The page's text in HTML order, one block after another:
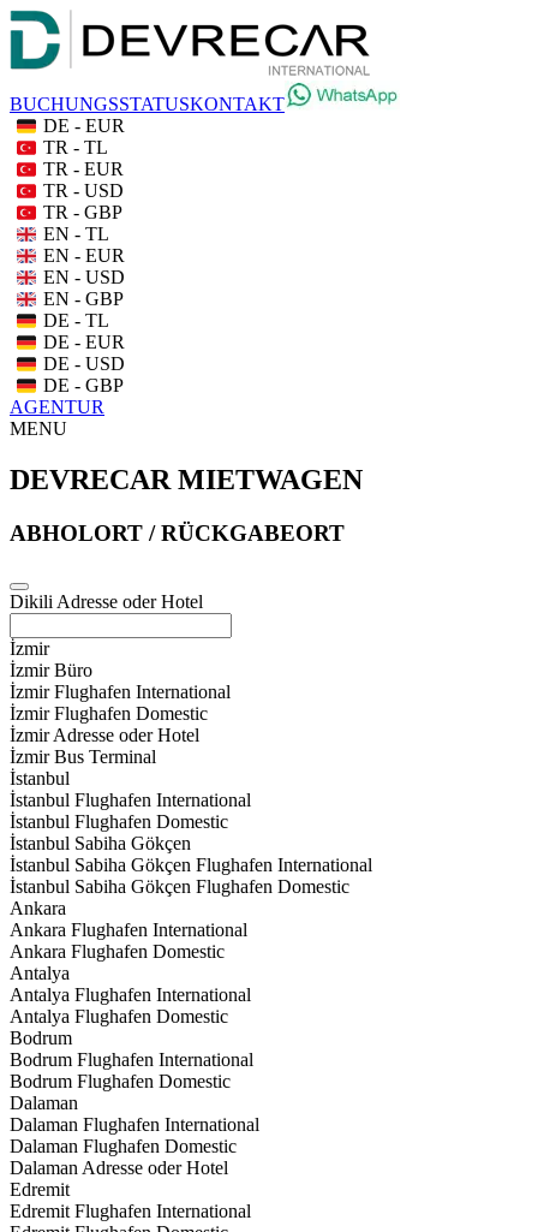
BUCHUNGSSTATUSKONTAKT
DE - EUR
TR - TL
TR - EUR
TR - USD
TR - GBP
EN - TL
EN - EUR
EN - USD
EN - GBP
DE - TL
DE - EUR
DE - USD
DE - GBP
AGENTUR
MENU
DEVRECAR MIETWAGEN
ABHOLORT / RÜCKGABEORT
Dikili Adresse oder Hotel
İzmir
İzmir Büro
İzmir Flughafen International
İzmir Flughafen Domestic
İzmir Adresse oder Hotel
İzmir Bus Terminal
İstanbul
İstanbul Flughafen International
İstanbul Flughafen Domestic
İstanbul Sabiha Gökçen
İstanbul Sabiha Gökçen Flughafen International
İstanbul Sabiha Gökçen Flughafen Domestic
Ankara
Ankara Flughafen International
Ankara Flughafen Domestic
Antalya
Antalya Flughafen International
Antalya Flughafen Domestic
Bodrum
Bodrum Flughafen International
Bodrum Flughafen Domestic
Dalaman
Dalaman Flughafen International
Dalaman Flughafen Domestic
Dalaman Adresse oder Hotel
Edremit
Edremit Flughafen International